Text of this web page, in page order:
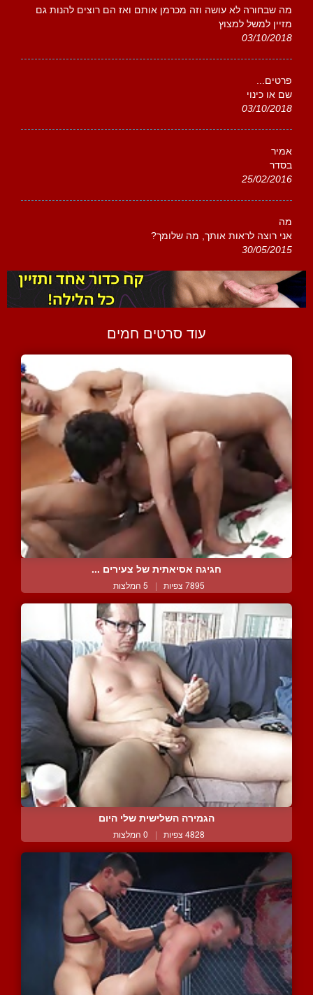
מה שבחורה לא עושה וזה מכרמן אותם ואז הם רוצים להנות גם
מזיין למשל למצוץ
03/10/2018
פרטים...
שם או כינוי
03/10/2018
אמיר
בסדר
25/02/2016
מה
אני רוצה לראות אותך, מה שלומך?
30/05/2015
עוד סרטים חמים
חגיגה אסיאתית של צעירים ...
7895 צפיות | 5 המלצות
הגמירה השלישית שלי היום
4828 צפיות | 0 המלצות